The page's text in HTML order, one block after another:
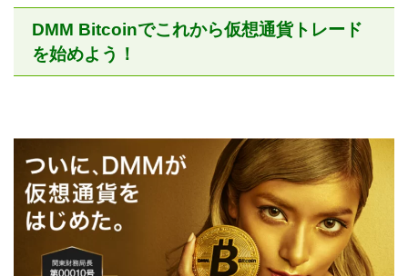
DMM Bitcoinでこれから仮想通貨トレード
を始めよう！